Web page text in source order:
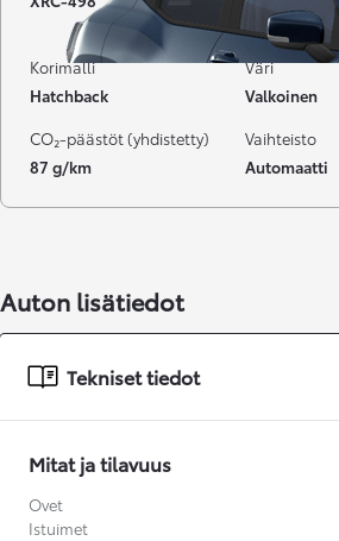
tai kuukausierä
Korimalli
Hatchback
Väri
Valkoinen
CO₂-päästöt (yhdistetty)
87 g/km
Vaihteisto
Automaatti
Auton lisätiedot
Tekniset tiedot
Mitat ja tilavuus
Ovet
Istuimet